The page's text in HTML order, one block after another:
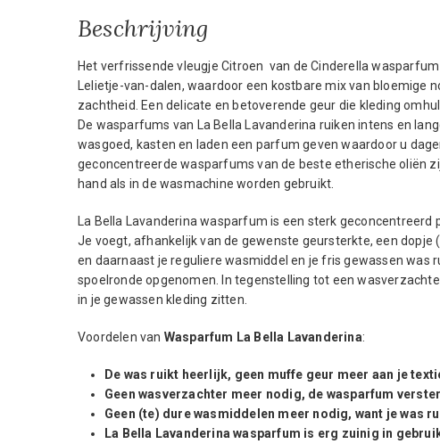
Beschrijving
Het verfrissende vleugje Citroen van de Cinderella
Lelietje-van-dalen, waardoor een kostbare mix van
zachtheid. Een delicate en betoverende geur die kleding
De wasparfums van La Bella Lavanderina ruiken intens en
wasgoed, kasten en laden een parfum geven waardoor u
geconcentreerde wasparfums van de beste etherische oliën
hand als in de wasmachine worden gebruikt.
La Bella Lavanderina wasparfum is een sterk
Je voegt, afhankelijk van de gewenste geursterkte, een
en daarnaast je reguliere wasmiddel en je fris gewassen
spoelronde opgenomen. In tegenstelling tot een
in je gewassen kleding zitten.
Voordelen van Wasparfum La Bella Lavanderina:
De was ruikt heerlijk, geen muffe geur meer aan je
Geen wasverzachter meer nodig, de wasparfum
Geen (te) dure wasmiddelen meer nodig, want je was
La Bella Lavanderina wasparfum is erg zuinig in